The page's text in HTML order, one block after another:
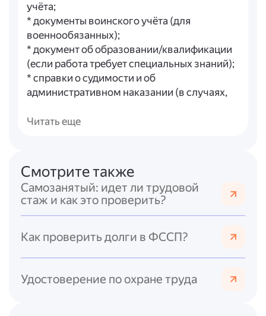
учёта;
* документы воинского учёта (для
военнообязанных);
* документ об образовании/квалификации
(если работа требует специальных знаний);
* справки о судимости и об
административном наказании (в случаях,
№ 152-ФЗ «О персональных данных»
Ключевые правила:
* обработка персональных данных
допускается только в строго определённых
целях (соблюдение законов, содействие в
трудоустройстве, обеспечение
безопасности и т. п.);
* персональные данные следует получать
преимущественно от самого работника;
Читать еще
Смотрите также
Самозанятый: идет ли трудовой
стаж и как это проверить?
Как проверить долги в ФССП?
Удостоверение по охране труда